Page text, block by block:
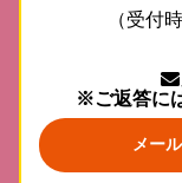
（受付
※ご返答に
メー